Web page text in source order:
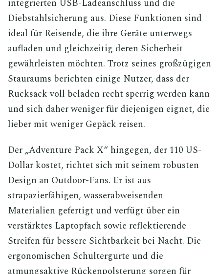
integrierten USB-Ladeanschluss und die
Diebstahlsicherung aus. Diese Funktionen sind
ideal für Reisende, die ihre Geräte unterwegs
aufladen und gleichzeitig deren Sicherheit
gewährleisten möchten. Trotz seines großzügigen
Stauraums berichten einige Nutzer, dass der
Rucksack voll beladen recht sperrig werden kann
und sich daher weniger für diejenigen eignet, die
lieber mit weniger Gepäck reisen.
Der „Adventure Pack X“ hingegen, der 110 US-
Dollar kostet, richtet sich mit seinem robusten
Design an Outdoor-Fans. Er ist aus
strapazierfähigen, wasserabweisenden
Materialien gefertigt und verfügt über ein
verstärktes Laptopfach sowie reflektierende
Streifen für bessere Sichtbarkeit bei Nacht. Die
ergonomischen Schultergurte und die
atmungsaktive Rückenpolsterung sorgen für